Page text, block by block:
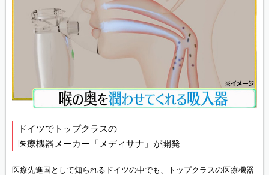
ドイツでトップクラスの
医療機器メーカー「メディサナ」が開発
医療先進国として知られるドイツの中でも、トップクラスの医療機器